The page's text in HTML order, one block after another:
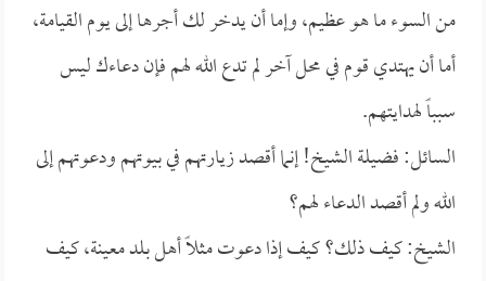
من السوء ما هو عظيم، وإما أن يدخر لك أجرها إلى يوم القيامة،
أما أن يهتدي قوم في محل آخر لم تدع الله لهم فإن دعاءك ليس
سبباً لهدايتهم.
السائل: فضيلة الشيخ! إنما أقصد زيارتهم في بيوتهم ودعوتهم إلى
الله ولم أقصد الدعاء لهم؟
الشيخ: كيف ذلك؟ كيف إذا دعوت مثلاً أهل بلد معينة، كيف